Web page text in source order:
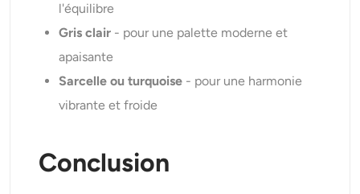
l'équilibre
Gris clair - pour une palette moderne et
apaisante
Sarcelle ou turquoise - pour une harmonie
vibrante et froide
Conclusion